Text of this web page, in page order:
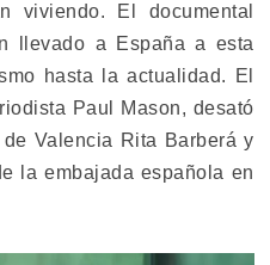
viviendo. El documental
llevado a España a esta
hasta la actualidad. El
Paul Mason, desató
Valencia Rita Barberá y
la embajada española en